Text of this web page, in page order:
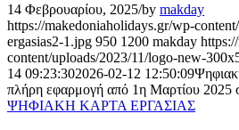
14 Φεβρουαρίου, 2025/by makday
https://makedoniaholidays.gr/wp-
ergasias2-1.jpg 950 1200 makday
content/uploads/2023/11/logo-new-
14 09:23:302026-02-12 12:50:09
πλήρη εφαρμογή από 1η Μαρτίου 2025
ΨΗΦΙΑΚΗ ΚΑΡΤΑ ΕΡΓΑΣΙΑΣ